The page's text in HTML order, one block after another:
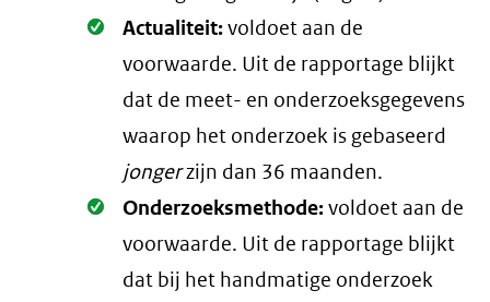
Oké.
Actualiteit:voldoet aan de
voorwaarde. Uit de rapportage blijkt
dat de meet- en onderzoeksgegevens
waarop het onderzoek is gebaseerd
jongerzijn dan 36 maanden.
Oké.
Onderzoeksmethode:voldoet aan de
voorwaarde. Uit de rapportage blijkt
dat bij het handmatige onderzoek